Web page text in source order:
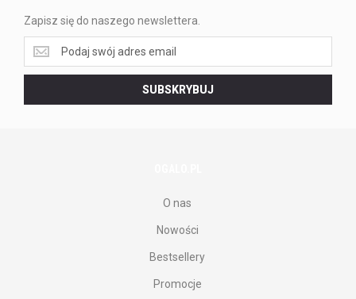
Zapisz się do naszego newslettera.
Zapisz
się
do
newslettera.
SUBSKRYBUJ
O nas
Nowości
Bestsellery
Promocje